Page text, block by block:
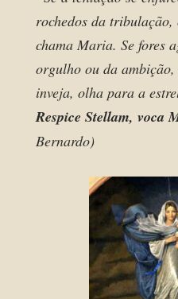
rochedos da
chama Maria. Se fores
orgulho ou da
inveja, olha para a
Respice Stellam, voca
Bernardo)